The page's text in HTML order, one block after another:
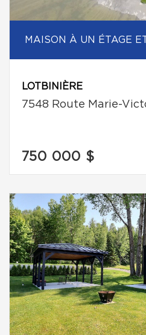
MAISON À UN ÉTAGE
LOTBINIÈRE
7548 Route Marie-
750 000 $